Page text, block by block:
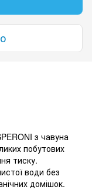
з чавуна
побутових
тиску.
води без
домішок.